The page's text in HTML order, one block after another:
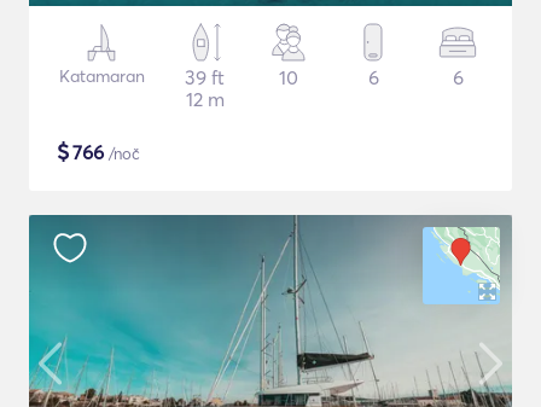
Katamaran
39 ft
12 m
10 6 6
$766 /noč